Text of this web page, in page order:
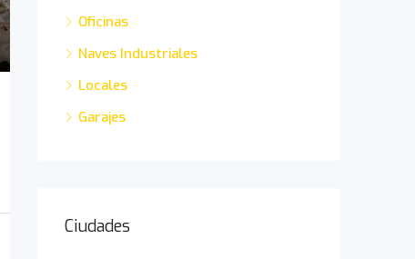
Oficinas
Naves Industriales
Locales
Garajes
Ciudades